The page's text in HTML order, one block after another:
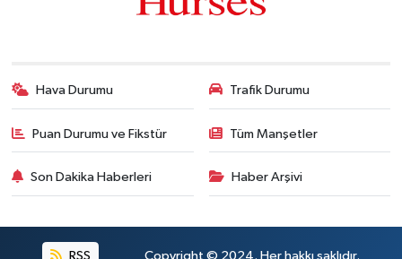
Hava Durumu Trafik Durumu
Puan Durumu ve Fikstür Tüm Manşetler
Son Dakika Haberleri Haber Arşivi
RSS Copyright © 2024. Her hakkı saklıdır.